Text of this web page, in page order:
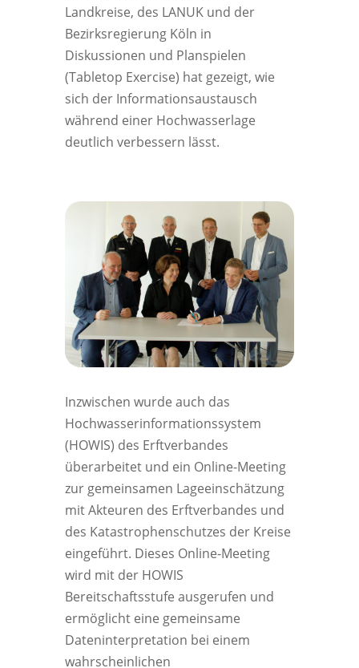
Landkreise, des LANUK und der
Bezirksregierung Köln in
Diskussionen und Planspielen
(Tabletop Exercise) hat gezeigt, wie
sich der Informationsaustausch
während einer Hochwasserlage
deutlich verbessern lässt.
Inzwischen wurde auch das
Hochwasserinformationssystem
(HOWIS) des Erftverbandes
überarbeitet und ein Online-Meeting
zur gemeinsamen Lageeinschätzung
mit Akteuren des Erftverbandes und
des Katastrophenschutzes der Kreise
eingeführt. Dieses Online-Meeting
wird mit der HOWIS
Bereitschaftsstufe ausgerufen und
ermöglicht eine gemeinsame
Dateninterpretation bei einem
wahrscheinlichen